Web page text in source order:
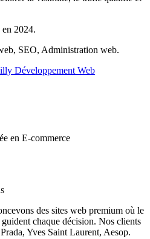
2024.
SEO, Administration web.
Développement Web
en E-commerce
des sites web premium où le
chaque décision. Nos clients
Yves Saint Laurent, Aesop.